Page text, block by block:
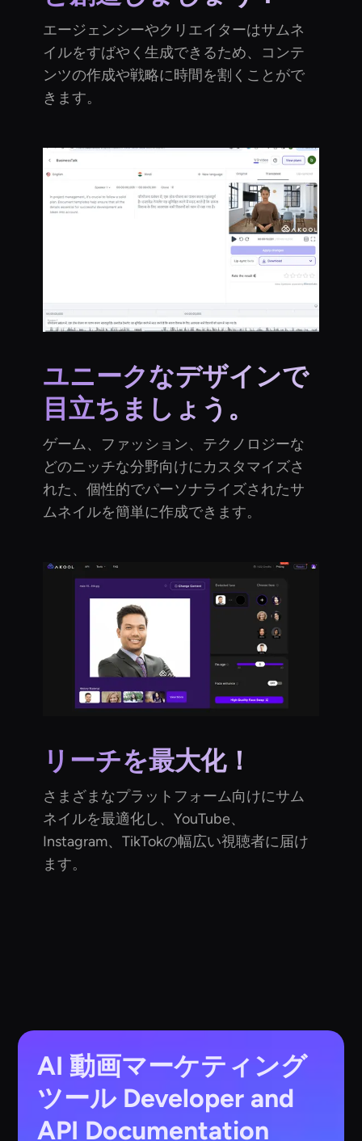
エージェンシーやクリエイターはサムネ
イルをすばやく生成できるため、コンテ
ンツの作成や戦略に時間を割くことがで
きます。
ユニークなデザインで
目立ちましょう。
ゲーム、ファッション、テクノロジーな
どのニッチな分野向けにカスタマイズさ
れた、個性的でパーソナライズされたサ
ムネイルを簡単に作成できます。
リーチを最大化！
さまざまなプラットフォーム向けにサム
ネイルを最適化し、YouTube、
Instagram、TikTokの幅広い視聴者に届け
ます。
AI 動画マーケティング
ツールDeveloper and
API Documentation